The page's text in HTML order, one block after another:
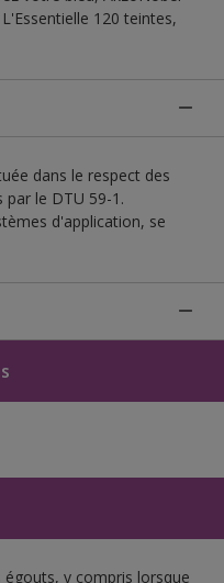
120 teintes,
dans le respect des
le DTU 59-1.
d'application, se
y compris lorsque